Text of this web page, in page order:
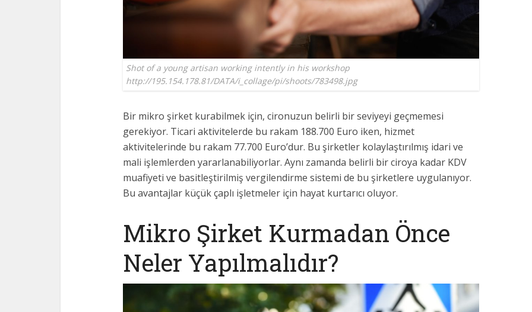
Shot of a young artisan working intently in his workshop
http://195.154.178.81/DATA/i_collage/pi/shoots/783498.jpg
Bir mikro şirket kurabilmek için, cironuzun belirli bir seviyeyi geçmemesi
gerekiyor. Ticari aktivitelerde bu rakam 188.700 Euro iken, hizmet
aktivitelerinde bu rakam 77.700 Euro’dur. Bu şirketler kolaylaştırılmış idari ve
mali işlemlerden yararlanabiliyorlar. Aynı zamanda belirli bir ciroya kadar KDV
muafiyeti ve basitleştirilmiş vergilendirme sistemi de bu şirketlere uygulanıyor.
Bu avantajlar küçük çaplı işletmeler için hayat kurtarıcı oluyor.
Mikro Şirket Kurmadan Önce
Neler Yapılmalıdır?